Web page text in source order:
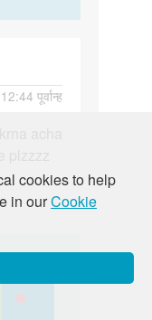
cookies to help
in ourCookie
पूर्वान्ह
पूर्वान्ह
kaun